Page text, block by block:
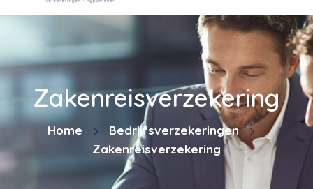
Zakenreisverzekering
Home
Bedrijfsverzekeringen
Zakenreisverzekering